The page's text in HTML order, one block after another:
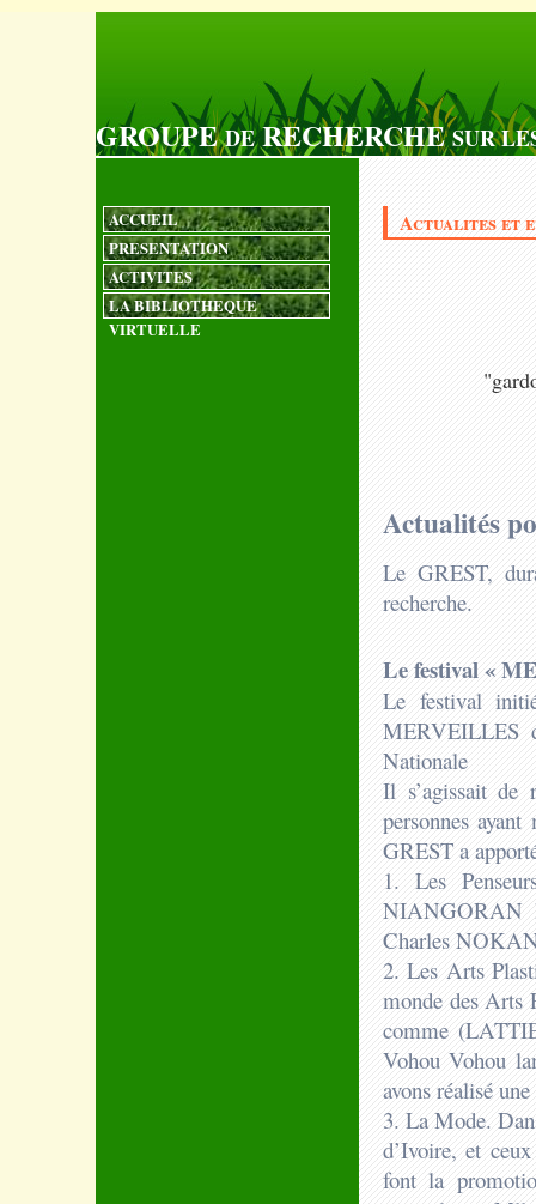
GROUPEDERECHERCHESUR
ACCUEIL
PRESENTATION
ACTIVITES
LA BIBLIOTHEQUE
VIRTUELLE
Actualites et
Actualités
Le GREST,
recherche.
Le festival «
Le festival
MERVEILLES
Nationale
Il s’agissait de
personnes
GREST a
1. Les
NIANGORAN
Charles
2. Les Arts
monde des Arts
comme
Vohou Vohou
avons réalisé
3. La Mode.
d’Ivoire, et
font la